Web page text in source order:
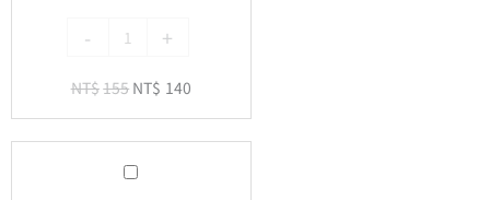
內
-
6
活
- +
NT$155 NT$ 140
A5